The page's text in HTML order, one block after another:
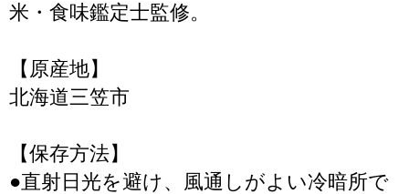
米・食味鑑定士監修。
【原産地】
北海道三笠市
【保存方法】
●直射日光を避け、風通しがよい冷暗所で